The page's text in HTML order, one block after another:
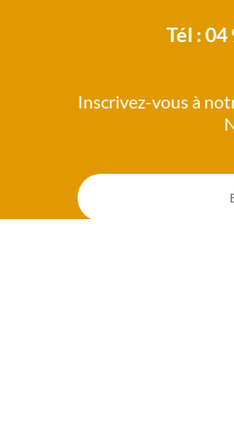
Tél : 04
Inscrivez-vous à